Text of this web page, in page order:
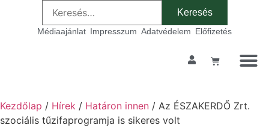
Médiaajánlat Impresszum Adatvédelem Előfizetés
Kezdőlap / Hírek / Határon innen / Az ÉSZAKERDŐ Zrt.
szociális tűzifaprogramja is sikeres volt